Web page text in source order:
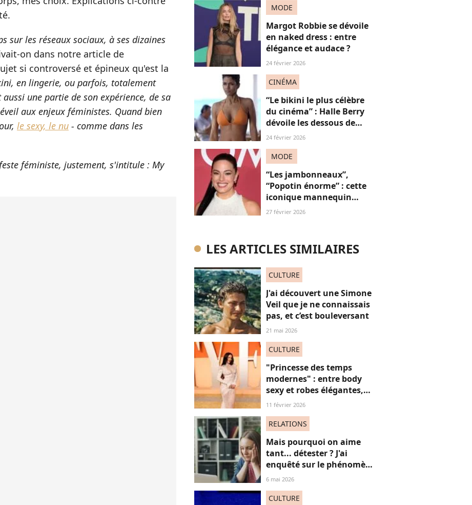
sur les réseaux sociaux, à ses dizaines
on dans notre article de
si controversé et épineux qu'est la
en lingerie, ou parfois, totalement
une partie de son expérience, de sa
aux enjeux féministes. Quand bien
le sexy, le nu - comme dans les
féministe, justement, s'intitule : My
MODE
Margot Robbie se dévoile
en naked dress : entre
élégance et audace ?
24 février 2026
CINÉMA
“Le bikini le plus célèbre
du cinéma” : Halle Berry
dévoile les dessous de
cette scène, la plus sexy (et
24 février 2026
MODE
“Les jambonneaux”,
“Popotin énorme” : cette
iconique mannequin
victime de grossophobie,
27 février 2026
LES ARTICLES SIMILAIRES
CULTURE
J'ai découvert une Simone
Veil que je ne connaissais
pas, et c’est bouleversant
21 mai 2026
CULTURE
"Princesse des temps
modernes" : entre body
sexy et robes élégantes,
cette popstar iconique
de "diva" absolue
11 février 2026
RELATIONS
Mais pourquoi on aime
tant... détester ? J'ai
enquêté sur le phénomène
du "hate watching" (et ça
6 mai 2026
CULTURE